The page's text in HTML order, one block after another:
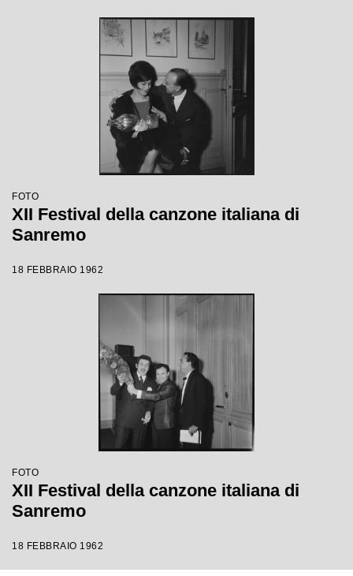
FOTO
XII Festival della canzone italiana di
Sanremo
18 FEBBRAIO 1962
FOTO
XII Festival della canzone italiana di
Sanremo
18 FEBBRAIO 1962